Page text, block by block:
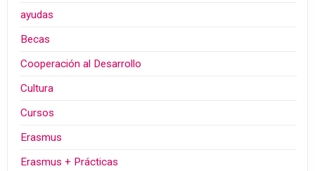
ayudas
Becas
Cooperación al Desarrollo
Cultura
Cursos
Erasmus
Erasmus + Prácticas